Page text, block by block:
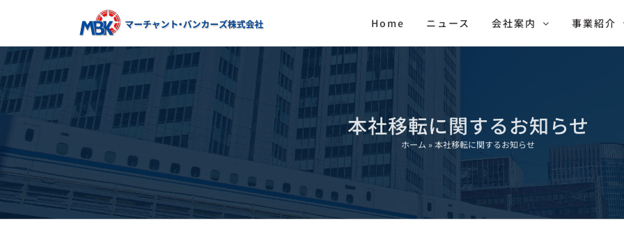
content
Home ニュース 会社案内 事業紹介
本社移転に関するお知らせ
ホーム »本社移転に関するお知らせ